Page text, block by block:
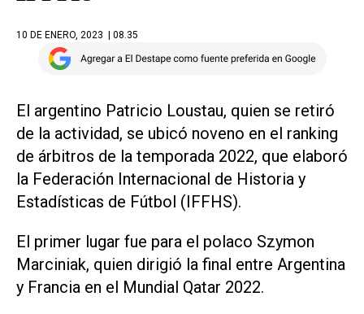
10 DE ENERO, 2023 | 08.35
El argentino Patricio Loustau, quien se retiró
de la actividad, se ubicó noveno en el ranking
de árbitros de la temporada 2022, que elaboró
la Federación Internacional de Historia y
Estadísticas de Fútbol (IFFHS).
El primer lugar fue para el polaco Szymon
Marciniak, quien dirigió la final entre Argentina
y Francia en el Mundial Qatar 2022.